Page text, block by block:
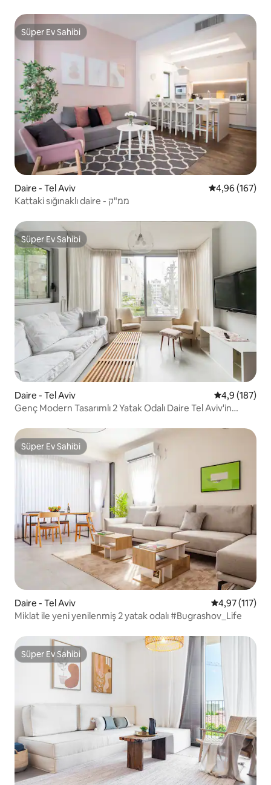
Süper Ev Sahibi
Süper Ev Sahibi
Daire - Tel Aviv 5 üzerinden
4,96 (167)
Kattaki sığınaklı daire - ממ"ק
Süper Ev Sahibi
Süper Ev Sahibi
Daire - Tel Aviv 5 üzerinden
4,9 (187)
Genç Modern Tasarımlı 2 Yatak Odalı Daire Tel Aviv'in
Süper Ev Sahibi
Süper Ev Sahibi
Daire - Tel Aviv 5 üzerinden
4,97 (117)
Miklat ile yeni yenilenmiş 2 yatak odalı #Bugrashov_Life
Süper Ev Sahibi
Süper Ev Sahibi